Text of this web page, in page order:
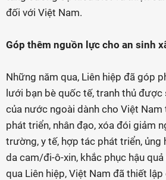
đối với Việt Nam.
Góp thêm nguồn lực cho an sinh
Những năm qua, Liên hiệp đã góp
lưới bạn bè quốc tế, tranh thủ
của nước ngoài dành cho Việt Nam
phát triển, nhân đạo, xóa đói giảm
trường, y tế, hợp tác phát triển, ủng
da cam/đi-ô-xin, khắc phục hậu
qua Liên hiệp, Việt Nam đã thiết